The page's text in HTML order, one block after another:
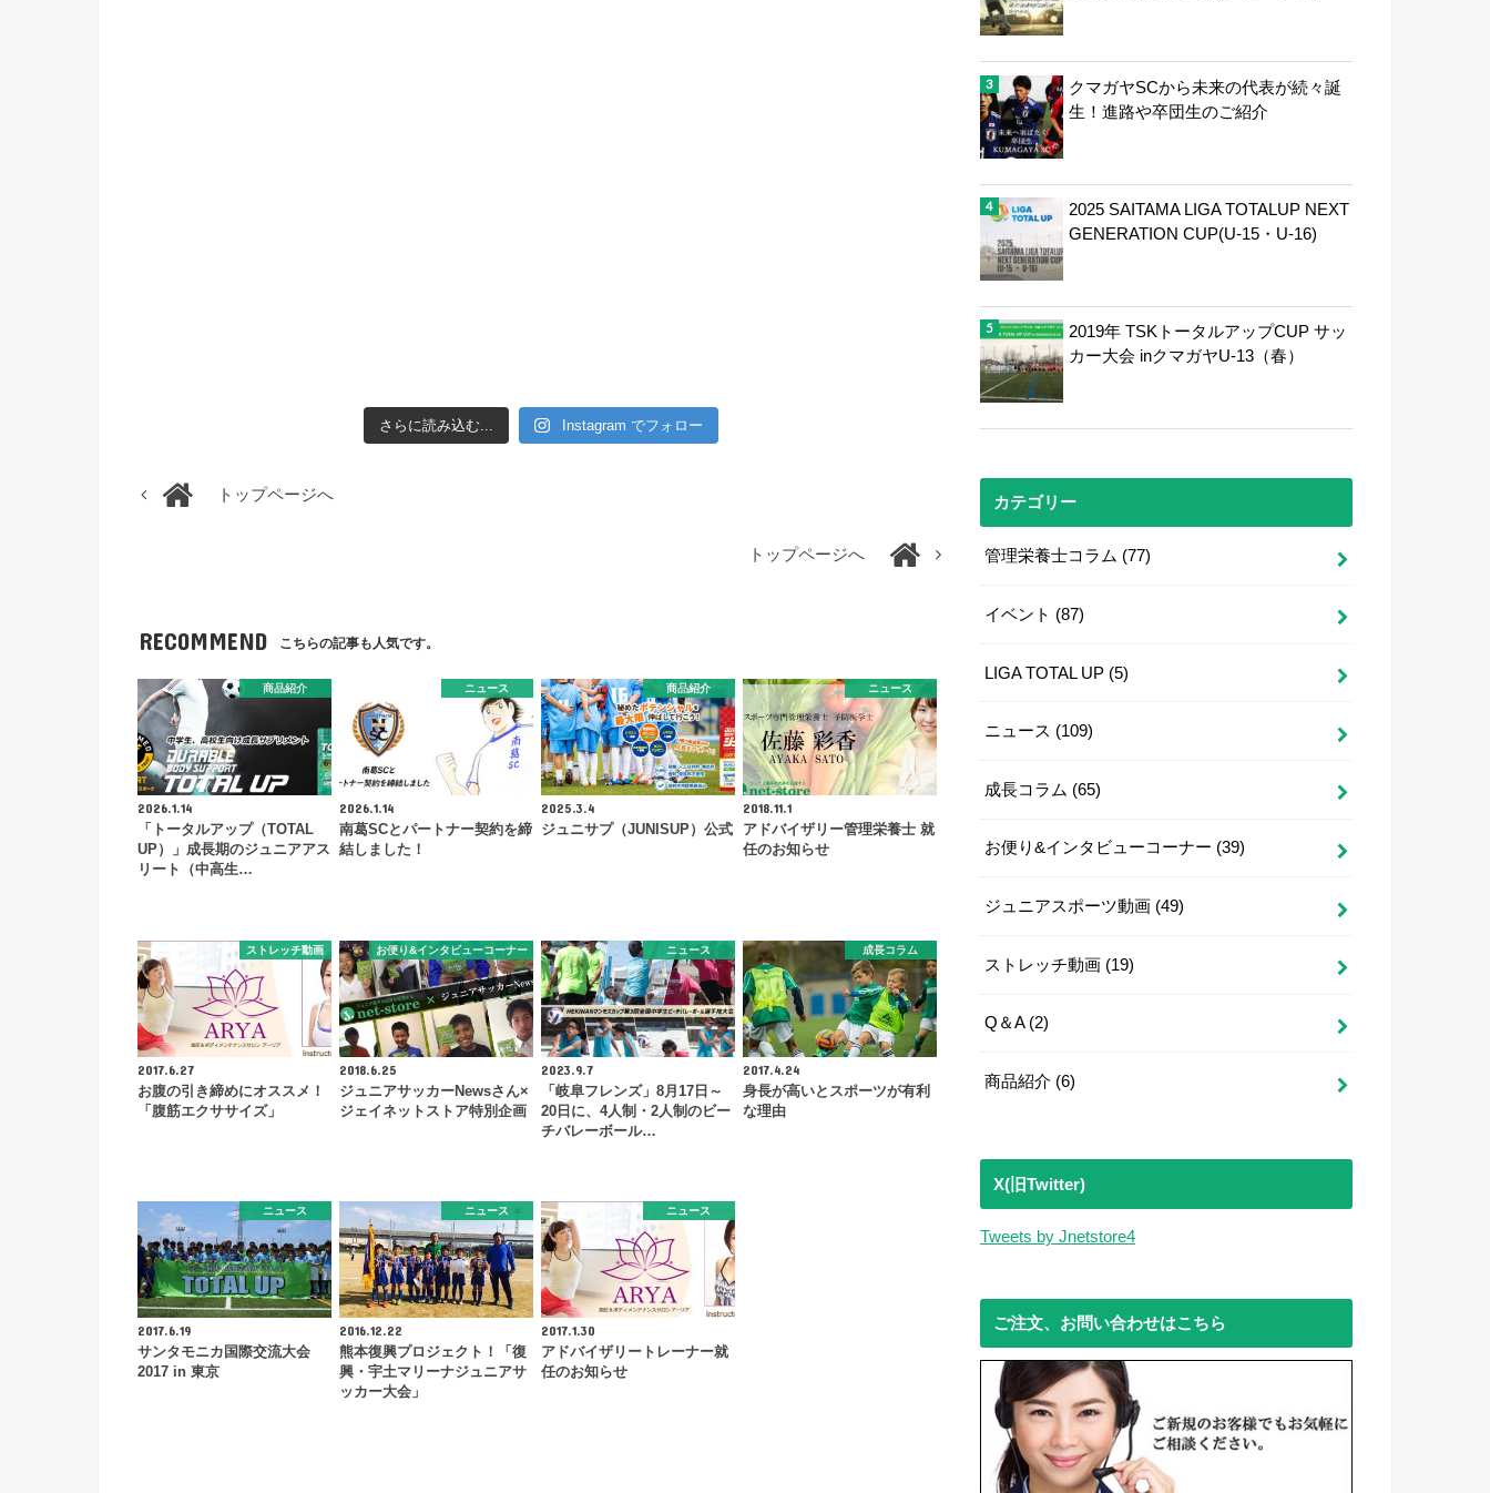
さらに読み込む... Instagram でフォロー
トップページへ
トップページへ
RECOMMEND こちらの記事も人気です。
商品紹介
2026.1.14
「トータルアップ（TOTAL
UP）」成長期のジュニアアス
リート（中高生…
ニュース
2026.1.14
南葛SCとパートナー契約を締
結しました！
商品紹介
2025.3.4
ジュニサプ（JUNISUP）公式
ニュース
2018.11.1
アドバイザリー管理栄養士 就
任のお知らせ
ストレッチ動画
2017.6.27
お腹の引き締めにオススメ！
「腹筋エクササイズ」
お便り&インタビューコーナー
2018.6.25
ジュニアサッカーNewsさん×
ジェイネットストア特別企画
ニュース
2023.9.7
「岐阜フレンズ」8月17日～
20日に、4人制・2人制のビー
チバレーボール…
成長コラム
2017.4.24
身長が高いとスポーツが有利
な理由
ニュース
2017.6.19
サンタモニカ国際交流大会
2017 in 東京
ニュース
2016.12.22
熊本復興プロジェクト！「復
興・宇土マリーナジュニアサ
ッカー大会」
ニュース
2017.1.30
アドバイザリートレーナー就
任のお知らせ
クマガヤSCから未来の代表が続々誕
生！進路や卒団生のご紹介
2025 SAITAMA LIGA TOTALUP NEXT
GENERATION CUP(U-15・U-16)
2019年 TSKトータルアップCUP サッ
カー大会 inクマガヤU-13（春）
カテゴリー
管理栄養士コラム (77)
イベント (87)
LIGA TOTAL UP (5)
ニュース (109)
成長コラム (65)
お便り&インタビューコーナー (39)
ジュニアスポーツ動画 (49)
ストレッチ動画 (19)
Q＆A (2)
商品紹介 (6)
X(旧Twitter)
Tweets by Jnetstore4
ご注文、お問い合わせはこちら